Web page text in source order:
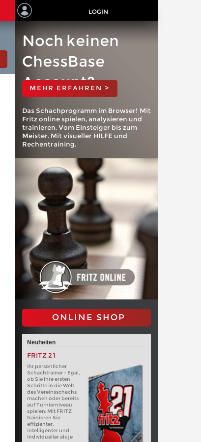
LOGIN
Noch keinen
ChessBase
Account?
MEHR ERFAHREN >
Das Schachprogramm im Browser! Mit
Fritz online spielen, analysieren und
trainieren. Vom Einsteiger bis zum
Meister. Mit visueller HILFE und
Rechentraining.
ONLINE SHOP
Neuheiten
FRITZ 21
Ihr persönlicher
Schachtrainer - Egal,
ob Sie Ihre ersten
Schritte in die Welt
des Vereinsschachs
machen oder bereits
auf Turnierniveau
spielen: Mit FRITZ
trainieren Sie
effizienter,
intelligenter und
individueller als je